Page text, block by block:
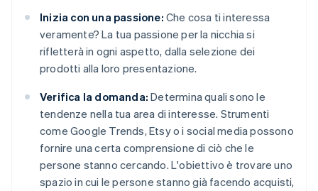
Inizia con una passione: Che cosa ti interessa
veramente? La tua passione per la nicchia si
rifletterà in ogni aspetto, dalla selezione dei
prodotti alla loro presentazione.
Verifica la domanda: Determina quali sono le
tendenze nella tua area di interesse. Strumenti
come Google Trends, Etsy o i social media possono
fornire una certa comprensione di ciò che le
persone stanno cercando. L'obiettivo è trovare uno
spazio in cui le persone stanno già facendo acquisti,